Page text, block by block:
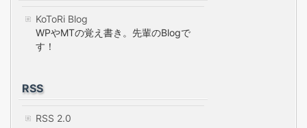
KoToRi Blog
WPやMTの覚え書き。先輩のBlogで
す！
RSS
RSS 2.0